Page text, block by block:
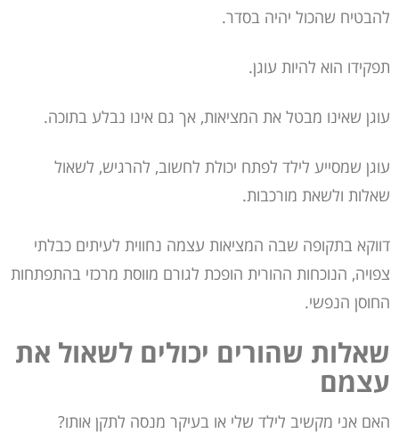
להבטיח שהכול יהיה בסדר.
תפקידו הוא להיות עוגן.
עוגן שאינו מבטל את המציאות, אך גם אינו נבלע בתוכה.
עוגן שמסייע לילד לפתח יכולת לחשוב, להרגיש, לשאול
שאלות ולשאת מורכבות.
דווקא בתקופה שבה המציאות עצמה נחווית לעיתים כבלתי
צפויה, הנוכחות ההורית הופכת לגורם מווסת מרכזי בהתפתחות
החוסן הנפשי.
שאלות שהורים יכולים לשאול את
עצמם
האם אני מקשיב לילד שלי או בעיקר מנסה לתקן אותו?